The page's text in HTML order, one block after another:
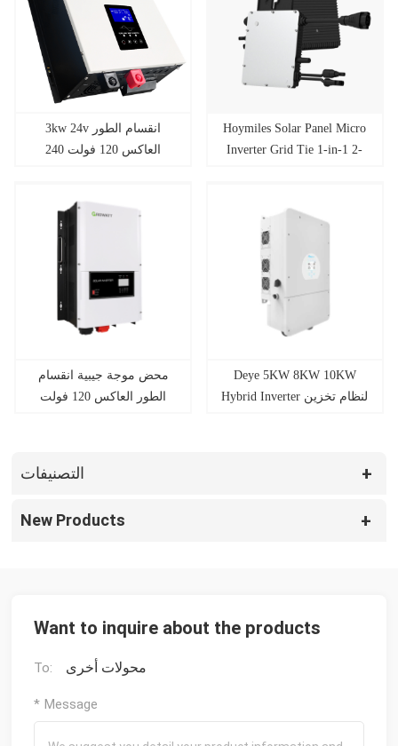
3kw 24v انقسام الطور
العاكس 120 فولت 240
Hoymiles Solar Panel Micro
Inverter Grid Tie 1-in-1 2-
محض موجة جيبية انقسام
الطور العاكس 120 فولت
Deye 5KW 8KW 10KW
Hybrid Inverter لنظام تخزين
التصنيفات
New Products
Want to inquire about the products
To: محولات أخرى
* Message